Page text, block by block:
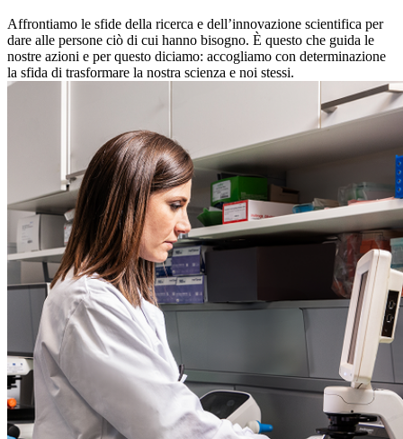
Affrontiamo le sfide della ricerca e dell’innovazione scientifica per
dare alle persone ciò di cui hanno bisogno. È questo che guida le
nostre azioni e per questo diciamo: accogliamo con determinazione
la sfida di trasformare la nostra scienza e noi stessi.